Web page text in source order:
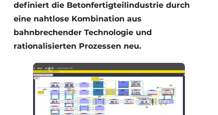
definiert die Betonfertigteilindustrie durch
eine nahtlose Kombination aus
bahnbrechender Technologie und
rationalisierten Prozessen neu.